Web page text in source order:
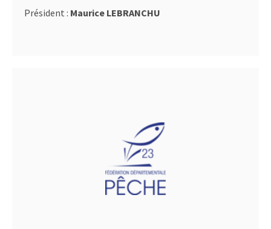
Président : Maurice LEBRANCHU